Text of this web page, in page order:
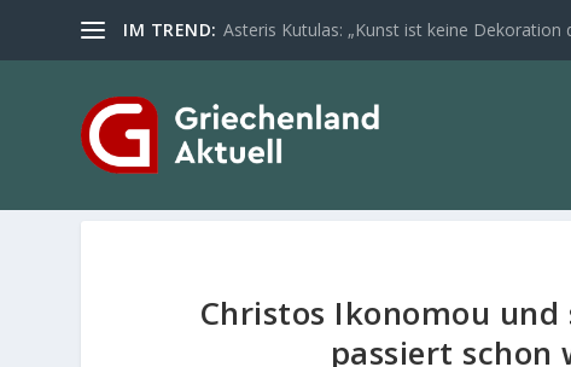
IM TREND: Asteris Kutulas: „Kunst ist keine Dekoration
Christos Ikonomou und
passiert schon